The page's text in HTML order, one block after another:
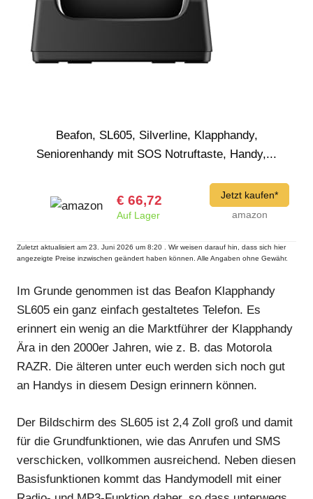
Beafon, SL605, Silverline, Klapphandy,
Seniorenhandy mit SOS Notruftaste, Handy,...
€ 66,72
Auf Lager
Jetzt kaufen*
amazon
Zuletzt aktualisiert am 23. Juni 2026 um 8:20 . Wir weisen darauf hin, dass sich hier
angezeigte Preise inzwischen geändert haben können. Alle Angaben ohne Gewähr.
Im Grunde genommen ist das Beafon Klapphandy
SL605 ein ganz einfach gestaltetes Telefon. Es
erinnert ein wenig an die Marktführer der Klapphandy
Ära in den 2000er Jahren, wie z. B. das Motorola
RAZR. Die älteren unter euch werden sich noch gut
an Handys in diesem Design erinnern können.
Der Bildschirm des SL605 ist 2,4 Zoll groß und damit
für die Grundfunktionen, wie das Anrufen und SMS
verschicken, vollkommen ausreichend. Neben diesen
Basisfunktionen kommt das Handymodell mit einer